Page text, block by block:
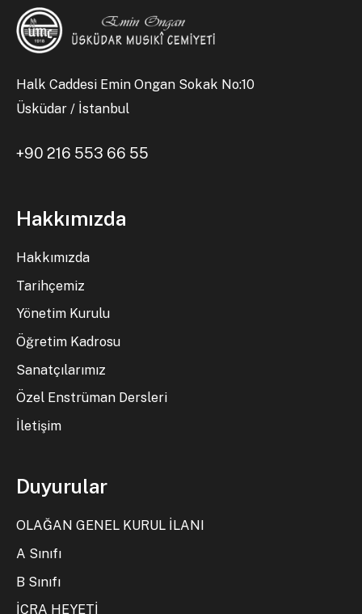
Halk Caddesi Emin Ongan Sokak No:10
Üsküdar / İstanbul
+90 216 553 66 55
Hakkımızda
Hakkımızda
Tarihçemiz
Yönetim Kurulu
Öğretim Kadrosu
Sanatçılarımız
Özel Enstrüman Dersleri
İletişim
Duyurular
OLAĞAN GENEL KURUL İLANI
A Sınıfı
B Sınıfı
İCRA HEYETİ